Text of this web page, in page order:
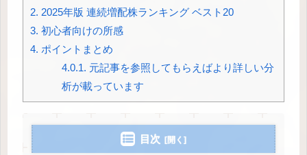
2. 2025年版 連続増配株ランキング ベスト20
3. 初心者向けの所感
4. ポイントまとめ
4.0.1. 元記事を参照してもらえばより詳しい分
析が載っています
目次